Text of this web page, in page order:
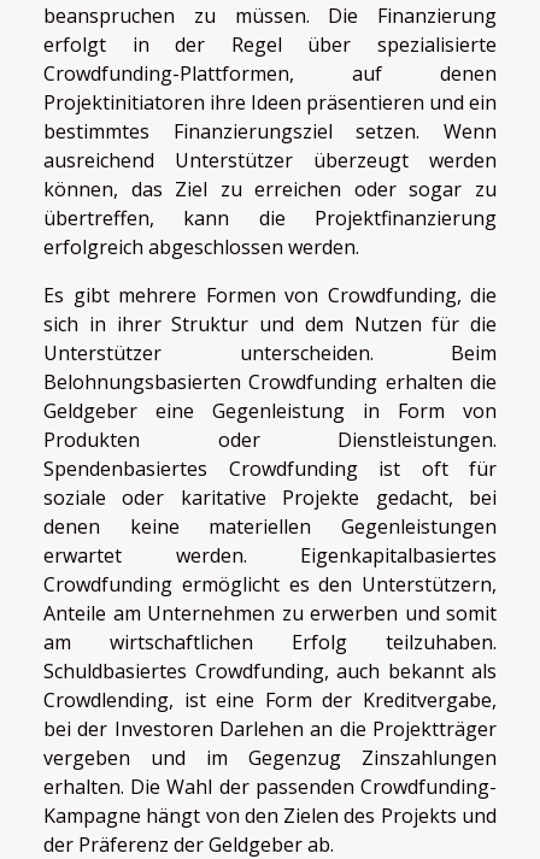
beanspruchen zu müssen. Die Finanzierung
erfolgt in der Regel über spezialisierte
Crowdfunding-Plattformen, auf denen
Projektinitiatoren ihre Ideen präsentieren und ein
bestimmtes Finanzierungsziel setzen. Wenn
ausreichend Unterstützer überzeugt werden
können, das Ziel zu erreichen oder sogar zu
übertreffen, kann die Projektfinanzierung
erfolgreich abgeschlossen werden.
Es gibt mehrere Formen von Crowdfunding, die
sich in ihrer Struktur und dem Nutzen für die
Unterstützer unterscheiden. Beim
Belohnungsbasierten Crowdfunding erhalten die
Geldgeber eine Gegenleistung in Form von
Produkten oder Dienstleistungen.
Spendenbasiertes Crowdfunding ist oft für
soziale oder karitative Projekte gedacht, bei
denen keine materiellen Gegenleistungen
erwartet werden. Eigenkapitalbasiertes
Crowdfunding ermöglicht es den Unterstützern,
Anteile am Unternehmen zu erwerben und somit
am wirtschaftlichen Erfolg teilzuhaben.
Schuldbasiertes Crowdfunding, auch bekannt als
Crowdlending, ist eine Form der Kreditvergabe,
bei der Investoren Darlehen an die Projektträger
vergeben und im Gegenzug Zinszahlungen
erhalten. Die Wahl der passenden Crowdfunding-
Kampagne hängt von den Zielen des Projekts und
der Präferenz der Geldgeber ab.